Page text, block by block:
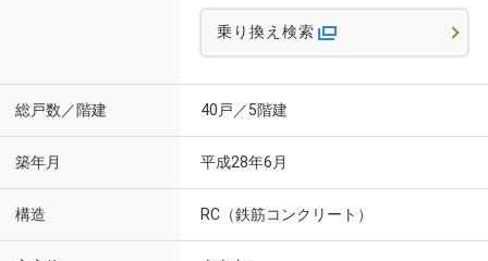
乗り換え検索
総戸数／階建 40戸／5階建
築年月 平成28年6月
構造 RC（鉄筋コンクリート）